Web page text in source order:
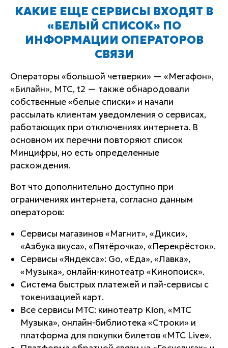
КАКИЕ ЕЩЕ СЕРВИСЫ ВХОДЯТ В
«БЕЛЫЙ СПИСОК» ПО
ИНФОРМАЦИИ ОПЕРАТОРОВ
СВЯЗИ
Операторы «большой четверки» — «Мегафон»,
«Билайн», МТС, t2 — также обнародовали
собственные «белые списки» и начали
рассылать клиентам уведомления о сервисах,
работающих при отключениях интернета. В
основном их перечни повторяют список
Минцифры, но есть определенные
расхождения.
Вот что дополнительно доступно при
ограничениях интернета, согласно данным
операторов:
Сервисы магазинов «Магнит», «Дикси»,
«Азбука вкуса», «Пятёрочка», «Перекрёсток».
Сервисы «Яндекса»: Go, «Еда», «Лавка»,
«Музыка», онлайн-кинотеатр «Кинопоиск».
Система быстрых платежей и пэй-сервисы с
токенизацией карт.
Все сервисы МТС: кинотеатр Kion, «МТС
Музыка», онлайн-библиотека «Строки» и
платформа для покупки билетов «МТС Live».